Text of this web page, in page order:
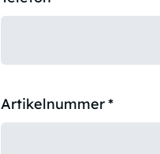
Artikelnummer*